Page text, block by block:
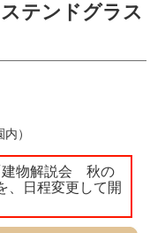
テンドグラス
）
建物解説会 秋の
日程変更して開